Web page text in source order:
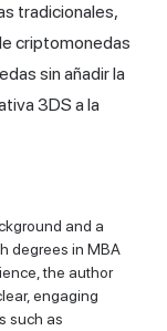
tradicionales,
criptomonedas
sin añadir la
3DS a la
and a
degrees in MBA
the author
engaging
such as